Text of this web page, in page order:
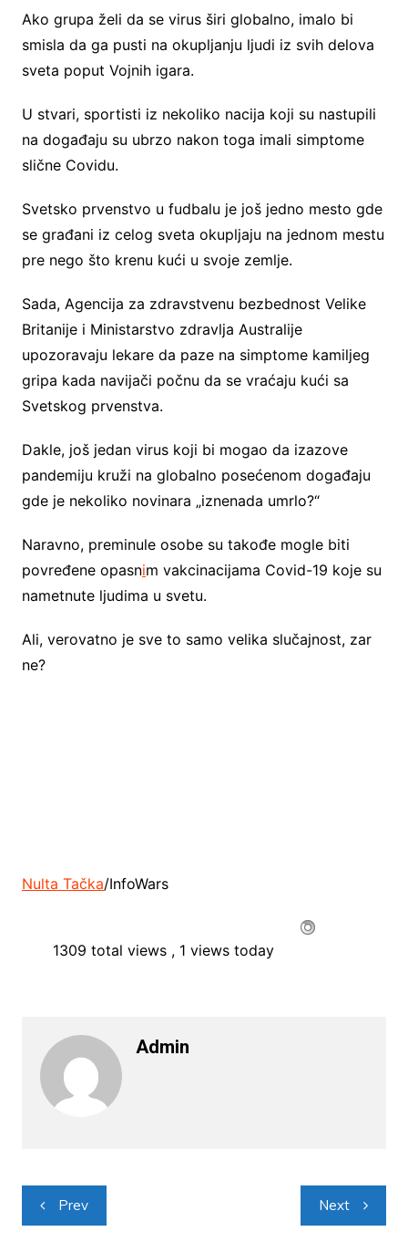
Ako grupa želi da se virus širi globalno, imalo bi
smisla da ga pusti na okupljanju ljudi iz svih delova
sveta poput Vojnih igara.
U stvari, sportisti iz nekoliko nacija koji su nastupili
na događaju su ubrzo nakon toga imali simptome
slične Covidu.
Svetsko prvenstvo u fudbalu je još jedno mesto gde
se građani iz celog sveta okupljaju na jednom mestu
pre nego što krenu kući u svoje zemlje.
Sada, Agencija za zdravstvenu bezbednost Velike
Britanije i Ministarstvo zdravlja Australije
upozoravaju lekare da paze na simptome kamiljeg
gripa kada navijači počnu da se vraćaju kući sa
Svetskog prvenstva.
Dakle, još jedan virus koji bi mogao da izazove
pandemiju kruži na globalno posećenom događaju
gde je nekoliko novinara „iznenada umrlo?“
Naravno, preminule osobe su takođe mogle biti
povređene opasnim vakcinacijama Covid-19 koje su
nametnute ljudima u svetu.
Ali, verovatno je sve to samo velika slučajnost, zar
ne?
Nulta Tačka/InfoWars
1309 total views , 1 views today
Admin
Navigacija
objava
Prev Next